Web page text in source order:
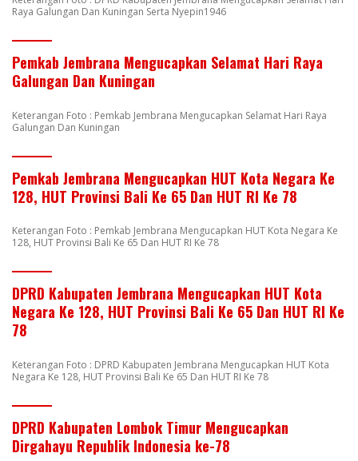
Raya Galungan Dan Kuningan Serta Nyepin1946
Pemkab Jembrana Mengucapkan Selamat Hari Raya
Galungan Dan Kuningan
Keterangan Foto : Pemkab Jembrana Mengucapkan Selamat Hari Raya
Galungan Dan Kuningan
Pemkab Jembrana Mengucapkan HUT Kota Negara Ke
128, HUT Provinsi Bali Ke 65 Dan HUT RI Ke 78
Keterangan Foto : Pemkab Jembrana Mengucapkan HUT Kota Negara Ke
128, HUT Provinsi Bali Ke 65 Dan HUT RI Ke 78
DPRD Kabupaten Jembrana Mengucapkan HUT Kota
Negara Ke 128, HUT Provinsi Bali Ke 65 Dan HUT RI Ke
78
Keterangan Foto : DPRD Kabupaten Jembrana Mengucapkan HUT Kota
Negara Ke 128, HUT Provinsi Bali Ke 65 Dan HUT RI Ke 78
DPRD Kabupaten Lombok Timur Mengucapkan
Dirgahayu Republik Indonesia ke-78